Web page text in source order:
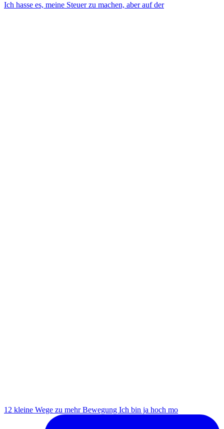
Ich hasse es, meine Steuer zu machen, aber auf der
12 kleine Wege zu mehr Bewegung Ich bin ja hoch mo